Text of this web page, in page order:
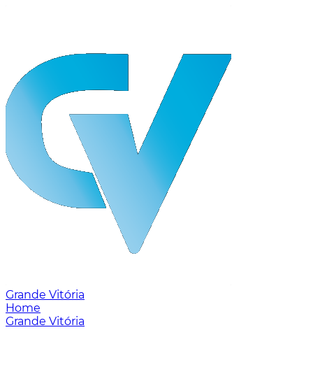
Grande Vitória
Home
Grande Vitória